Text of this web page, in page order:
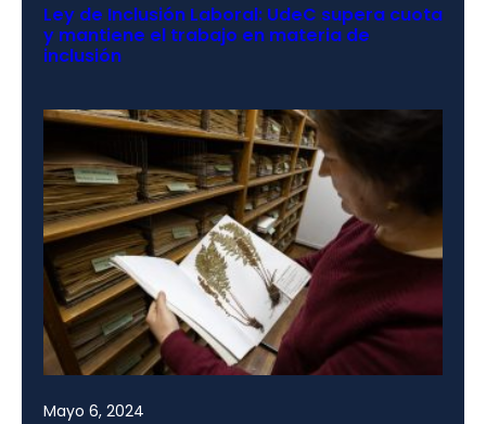
Ley de Inclusión Laboral: UdeC supera cuota
y mantiene el trabajo en materia de
inclusión
Mayo 6, 2024